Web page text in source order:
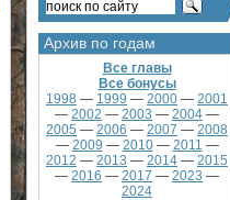
Архив по годам
Все главы
Все бонусы
1998 — 1999 — 2000 — 2001
— 2002 — 2003 — 2004 —
2005 — 2006 — 2007 — 2008
— 2009 — 2010— 2011 —
2012 — 2013 — 2014 — 2015
— 2016 — 2017 — 2023 —
2024